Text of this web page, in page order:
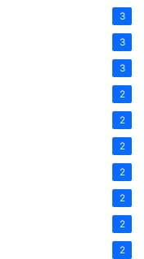
3
3
3
2
2
2
2
2
2
2